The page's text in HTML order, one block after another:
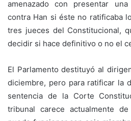
amenazado con presentar
contra Han si éste no ratificaba
tres jueces del Constitucional,
decidir si hace definitivo o no el
El Parlamento destituyó al
diciembre, pero para ratificar la
sentencia de la Corte
tribunal carece actualmente